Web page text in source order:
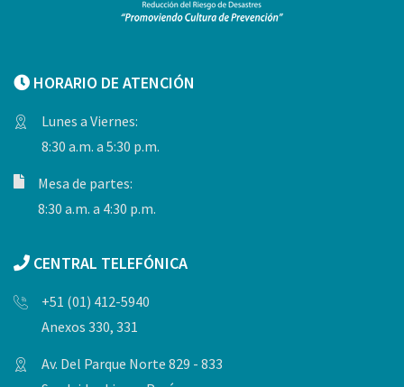
HORARIO DE ATENCIÓN
Lunes a Viernes:
8:30 a.m. a 5:30 p.m.
Mesa de partes:
8:30 a.m. a 4:30 p.m.
CENTRAL TELEFÓNICA
+51 (01) 412-5940
Anexos 330, 331
Av. Del Parque Norte 829 - 833